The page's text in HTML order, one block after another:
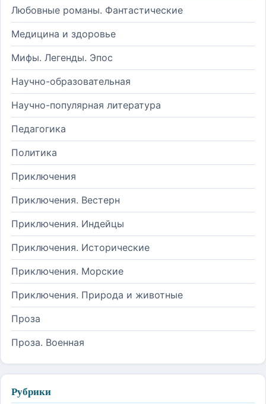
Любовные романы. Фантастические
Медицина и здоровье
Мифы. Легенды. Эпос
Научно-образовательная
Научно-популярная литература
Педагогика
Политика
Приключения
Приключения. Вестерн
Приключения. Индейцы
Приключения. Исторические
Приключения. Морские
Приключения. Природа и животные
Проза
Проза. Военная
Рубрики